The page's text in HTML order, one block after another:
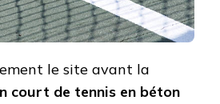
SITE
le site avant la
court de tennis en béton